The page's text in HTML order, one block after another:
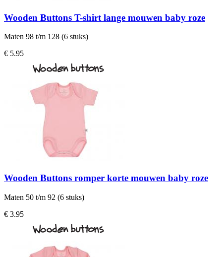
Wooden Buttons T-shirt lange mouwen baby roze
Maten 98 t/m 128 (6 stuks)
€ 5.95
Wooden Buttons romper korte mouwen baby roze
Maten 50 t/m 92 (6 stuks)
€ 3.95